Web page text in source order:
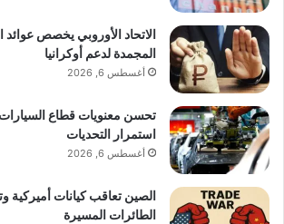
الاتحاد الأوروبي يخصص عوائد
المجمدة لدعم أوكرانيا
أغسطس 6, 2026
تحسن معنويات قطاع السيارات
استمرار التحديات
أغسطس 6, 2026
الصين تعاقب كيانات أميركية
الطائرات المسيرة